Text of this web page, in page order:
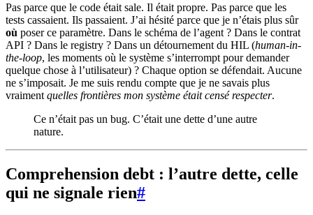
Pas parce que le code était sale. Il était propre. Pas parce que les
tests cassaient. Ils passaient. J’ai hésité parce que je n’étais plus sûr
où poser ce paramètre. Dans le schéma de l’agent ? Dans le contrat
API ? Dans le registry ? Dans un détournement du HIL (human-in-
the-loop, les moments où le système s’interrompt pour demander
quelque chose à l’utilisateur) ? Chaque option se défendait. Aucune
ne s’imposait. Je me suis rendu compte que je ne savais plus
vraiment quelles frontières mon système était censé respecter.
Ce n’était pas un bug. C’était une dette d’une autre
nature.
Comprehension debt : l’autre dette, celle
qui ne signale rien#